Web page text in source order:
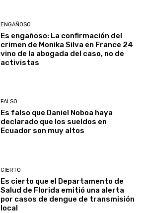
ENGAÑOSO
Es engañoso: La confirmación del
crimen de Monika Silva en France 24
vino de la abogada del caso, no de
activistas
FALSO
Es falso que Daniel Noboa haya
declarado que los sueldos en
Ecuador son muy altos
CIERTO
Es cierto que el Departamento de
Salud de Florida emitió una alerta
por casos de dengue de transmisión
local